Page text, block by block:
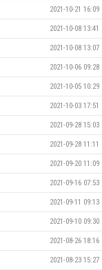
2021-10-21 16:09
2021-10-08 13:41
2021-10-08 13:07
2021-10-06 09:28
2021-10-05 10:29
2021-10-03 17:51
2021-09-28 15:03
2021-09-28 11:11
2021-09-20 11:09
2021-09-16 07:53
2021-09-11 09:13
2021-09-10 09:30
2021-08-26 18:16
2021-08-23 15:27